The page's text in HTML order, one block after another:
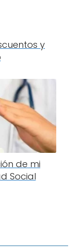
y
de mi
Social